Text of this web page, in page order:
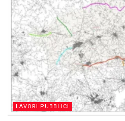
LAVORI PUBBLICI